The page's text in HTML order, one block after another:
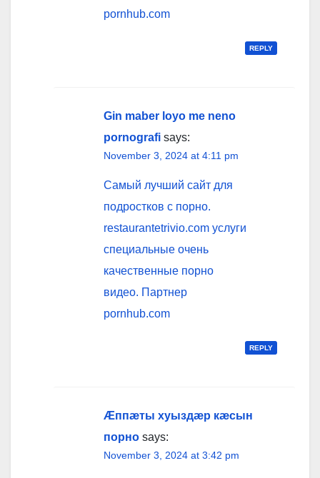
pornhub.com
REPLY
Gin maber loyo me neno
pornografi says:
November 3, 2024 at 4:11 pm
Самый лучший сайт для
подростков с порно.
restaurantetrivio.com услуги
специальные очень
качественные порно
видео. Партнер
pornhub.com
REPLY
Æппæты хуыздæр кæсын
порно says:
November 3, 2024 at 3:42 pm